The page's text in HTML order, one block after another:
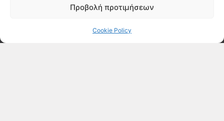
Προβολή προτιμήσεων
Cookie Policy